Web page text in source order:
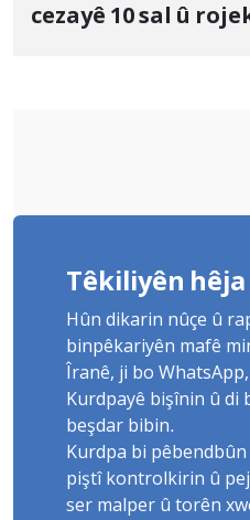
cezayê 10 sal û
Têkiliyên hêja
Hûn dikarin nûçe û
binpêkariyên mafê
Îranê, ji bo
Kurdpayê bişînin û di
beşdar bibin.
Kurdpa bi
piştî kontrolkirin û
ser malper û torên